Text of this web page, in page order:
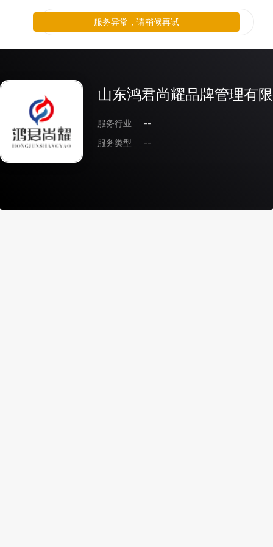
山东鸿君尚耀品牌管理有
服务行业
--
服务类型
--
服务异常，请稍候再试